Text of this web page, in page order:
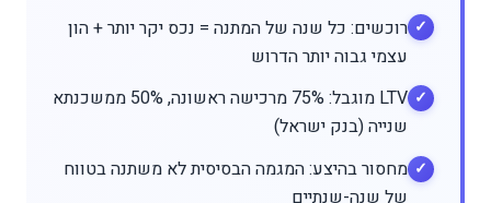
רוכשים: כל שנה של המתנה = נכס יקר יותר + הון
עצמי גבוה יותר הדרוש
LTV מוגבל: 75% מרכישה ראשונה, 50% ממשכנתא
שנייה (בנק ישראל)
מחסור בהיצע: המגמה הבסיסית לא משתנה בטווח
של שנה-שנתיים